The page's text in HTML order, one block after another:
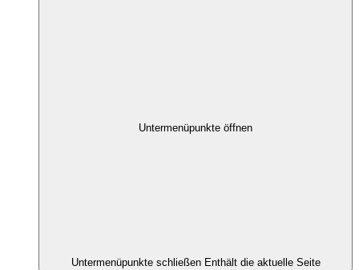
Untermenüpunkte öffnen
Untermenüpunkte schließen Enthält die aktuelle Seite